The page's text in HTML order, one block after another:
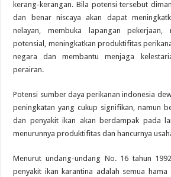
kerang-kerangan. Bila potensi tersebut
dan benar niscaya akan dapat
nelayan, membuka lapangan pekerjaan,
potensial, meningkatkan produktifitas
negara dan membantu menjaga
perairan.
Potensi sumber daya perikanan indonesia
peningkatan yang cukup signifikan, namun
dan penyakit ikan akan berdampak pada
menurunnya produktifitas dan hancurnya
Menurut undang-undang No. 16 tahun
penyakit ikan karantina adalah semua